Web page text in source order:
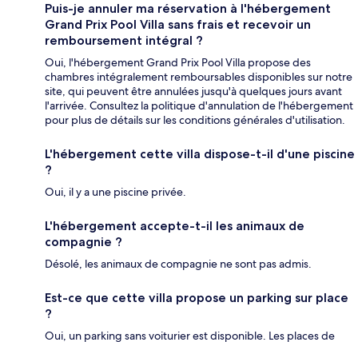
Puis-je annuler ma réservation à l'hébergement
Grand Prix Pool Villa sans frais et recevoir un
remboursement intégral ?
Oui, l'hébergement Grand Prix Pool Villa propose des
chambres intégralement remboursables disponibles sur notre
site, qui peuvent être annulées jusqu'à quelques jours avant
l'arrivée. Consultez la politique d'annulation de l'hébergement
pour plus de détails sur les conditions générales d'utilisation.
L'hébergement cette villa dispose-t-il d'une piscine
?
Oui, il y a une piscine privée.
L'hébergement accepte-t-il les animaux de
compagnie ?
Désolé, les animaux de compagnie ne sont pas admis.
Est-ce que cette villa propose un parking sur place
?
Oui, un parking sans voiturier est disponible. Les places de